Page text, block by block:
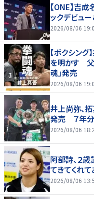
【ONE】吉
ックデビュ
2026/08/06
【ボクシン
を明かす 父
魂」発売
2026/08/06
井上尚弥、
発売 ７年
2026/08/06
阿部詩、２
てきてくれて
2026/08/06